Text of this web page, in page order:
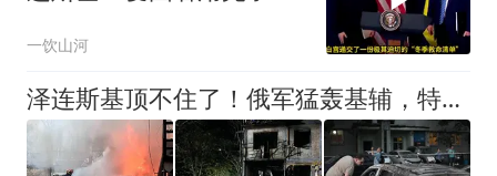
一饮山河
泽连斯基顶不住了！俄军猛轰基辅，特朗普却拒给爱国者防空系统